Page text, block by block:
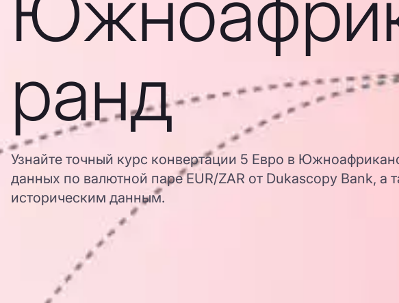
ранд
Узнайте точный курс конвертации 5 Евро в
данных по валютной паре EUR/ZAR от Dukascopy Bank, а
историческим данным.